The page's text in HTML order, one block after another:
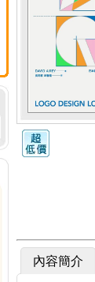
內容簡介